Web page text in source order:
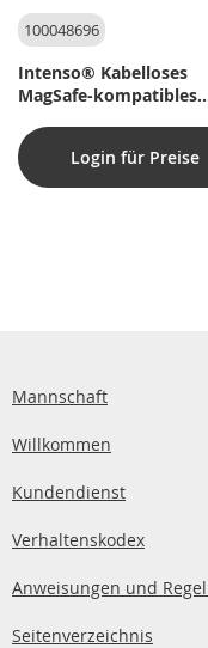
100048696
Intenso® Kabelloses
MagSafe-kompatibles
C-Kabel und 30W PD/
Schnellladegerät. Weiß
Login für Preise
Mannschaft
Willkommen
Kundendienst
Verhaltenskodex
Anweisungen und
Seitenverzeichnis